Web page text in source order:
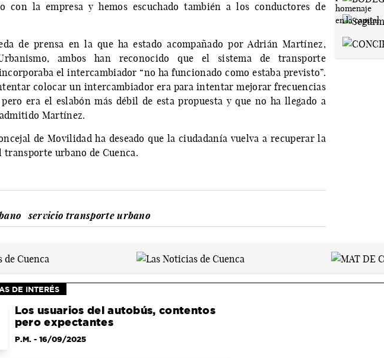
con la empresa y hemos escuchado también a los conductores de
de prensa en la que ha estado acompañado por Adrián Martínez,
ambos han reconocido que el sistema de transporte
el intercambiador “no ha funcionado como estaba previsto”.
colocar un intercambiador era para intentar mejorar frecuencias
era el eslabón más débil de esta propuesta y que no ha llegado a
Martínez.
de Movilidad ha deseado que la ciudadanía vuelva a recuperar la
transporte urbano de Cuenca.
servicio transporte urbano
DE INTERÉS
Los usuarios del autobús, contentos
pero expectantes
P.M.- 16/09/2025